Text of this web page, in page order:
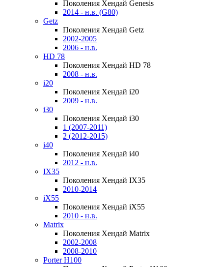
Поколения Хендай Genesis
2014 - н.в. (G80)
Getz
Поколения Хендай Getz
2002-2005
2006 - н.в.
HD 78
Поколения Хендай HD 78
2008 - н.в.
i20
Поколения Хендай i20
2009 - н.в.
i30
Поколения Хендай i30
1 (2007-2011)
2 (2012-2015)
i40
Поколения Хендай i40
2012 - н.в.
IX35
Поколения Хендай IX35
2010-2014
iX55
Поколения Хендай iX55
2010 - н.в.
Matrix
Поколения Хендай Matrix
2002-2008
2008-2010
Porter H100